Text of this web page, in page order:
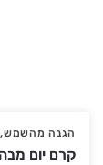
הגנה מהשמש,